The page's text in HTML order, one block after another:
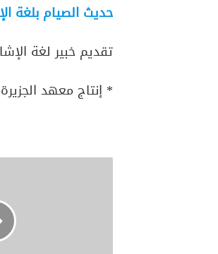
حديث الصيام بلغة
تقديم خبير لغة
* إنتاج معهد
ذكرى